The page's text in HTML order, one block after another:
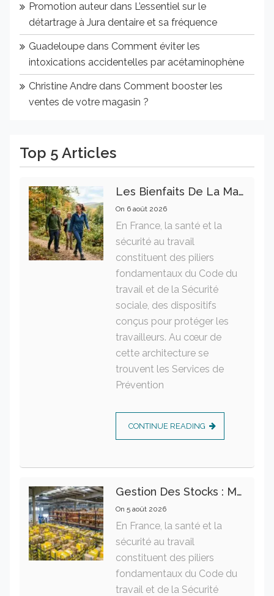
Promotion auteur dans L’essentiel sur le
détartrage à Jura dentaire et sa fréquence
Guadeloupe dans Comment éviter les
intoxications accidentelles par acétaminophène
Christine Andre dans Comment booster les
ventes de votre magasin ?
Top 5 Articles
Les Bienfaits De La Marche Sur La Santé Physique Et Mentale
On 6 août 2026
En France, la santé et la
sécurité au travail
constituent des piliers
fondamentaux du Code du
travail et de la Sécurité
sociale, des dispositifs
conçus pour protéger les
travailleurs. Au cœur de
cette architecture se
trouvent les Services de
Prévention
CONTINUE READING
Gestion Des Stocks : Meilleures Pratiques Intralogistiques
On 5 août 2026
En France, la santé et la
sécurité au travail
constituent des piliers
fondamentaux du Code du
travail et de la Sécurité